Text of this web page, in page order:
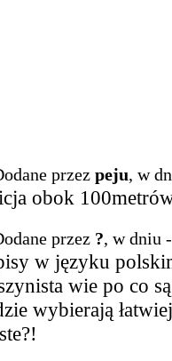
przez peju, w
obok
przez ?, w dniu
w języku
wie po co
wybierają